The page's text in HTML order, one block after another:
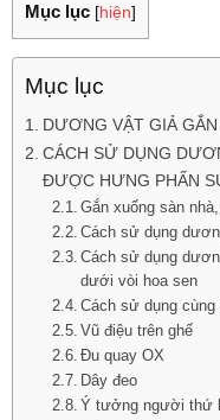
Mục lục [hiện]
Mục lục
DƯƠNG VẬT GIẢ
CÁCH SỬ DỤNG
ĐƯỢC HƯNG PHẤN
Gắn xuống sàn
Cách sử dụng
Cách sử dụng
dưới vòi hoa sen
Cách sử dụng
Vũ điệu trên ghế
Đu quay OX
Dây đeo
Ý tưởng người thứ